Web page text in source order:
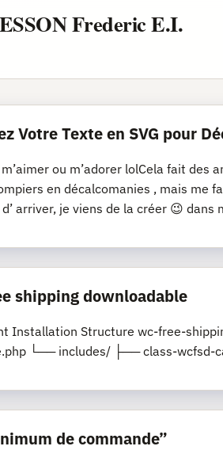
Frederic E.I.
Votre Texte en SVG pour
ou m’adorer lolCela fait des
en décalcomanies , mais me
arriver, je viens de la créer 😉
shipping downloadable
Installation Structure wc-free-
└── includes/ ├── class-wcfsd-
de commande”